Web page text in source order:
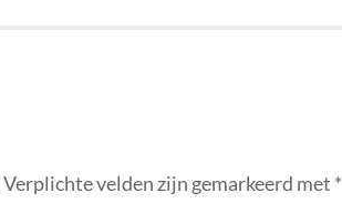
Verplichte velden zijn gemarkeerd met *